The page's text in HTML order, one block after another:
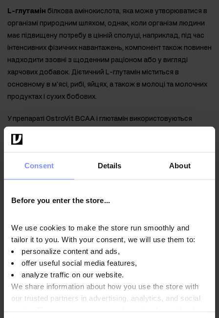
Consent Details About
Before you enter the store...
We use cookies to make the store run smoothly and
tailor it to you. With your consent, we will use them to:
personalize content and ads,
offer useful social media features,
analyze traffic on our website.
We share information about how you use the store with
our trusted partners in advertising, analytics, and social
L-глутамін білкова амінокислота, яка може утворюватися в
організмі природним шляхом, однак, коли організм людини
має підвищену потребу в цінній сполуці, наприклад, під час
інтенсивних фізичних навантажень, компонент також повинен
надходити ззовні з щоденним раціоном або у вигляді
харчових добавок. Дієтичний L-глутамін міститься в
основному в м'ясі, рибі, яйцях, а також в молоці та молочних
продуктах і сухих бобових.
У препараті OstroVit BCAA і глютамін використовуються
так як амінокислоти, що використовуються в продукті,
Спосіб використання
Харчова цінність
Параметри